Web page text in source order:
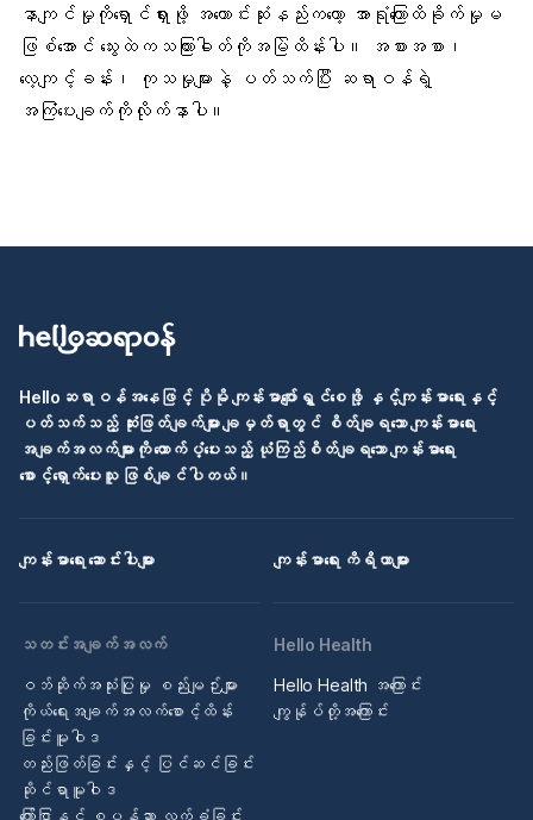
နာကျင်မှုကိုရှောင်ရှားဖို့ အကောင်းဆုံးနည်းကတော့ အာရုံကြောထိခိုက်မှုမ
ဖြစ်အောင် သွေးထဲကသကြားဓါတ်ကိုအမြဲထိန်းပါ။ အစားအစာ၊
လေ့ကျင့်ခန်း၊ ကုသမှုများနဲ့ ပတ်သက်ပြီး ဆရာဝန်ရဲ့
အကြံပေးချက်ကိုလိုက်နာပါ။
Helloဆရာဝန်အနေဖြင့် ပိုမို ကျန်းမာပျော်ရွှင်စေဖို့ နှင့်ကျန်းမာရေးနှင့်
ပတ်သက်သည့် ဆုံးဖြတ်ချက်များ ချမှတ်ရာတွင် စိတ်ချရသော ကျန်းမာရေး
အချက်အလက်များကို ထောက်ပံ့ပေးသည့် ယုံကြည်စိတ်ချရသော ကျန်းမာရေး
စောင့်ရှောက်ပေးသူ ဖြစ်ချင်ပါတယ်။
ကျန်းမာရေး ဆောင်းပါးများ ကျန်းမာရေး ကိရိယာများ
သတင်းအချက်အလက်
ဝဘ်ဆိုက်အသုံးပြုမှု စည်းမျဉ်းများ
ကိုယ်ရေးအချက်အလက်စောင့်ထိန်း
ခြင်းမူဝါဒ
တည်းဖြတ်ခြင်းနှင့် ပြင်ဆင်ခြင်း
ဆိုင်ရာမူဝါဒ
ကြော်ငြာနှင့် စပွန်ဆာ လက်ခံခြင်း
Hello Health
Hello Health အကြောင်း
ကျွန်ုပ်တို့အကြောင်း